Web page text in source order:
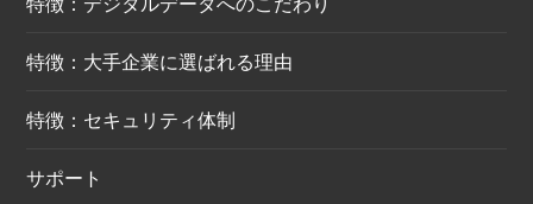
特徴：大手企業に選ばれる理由
特徴：セキュリティ体制
サポート